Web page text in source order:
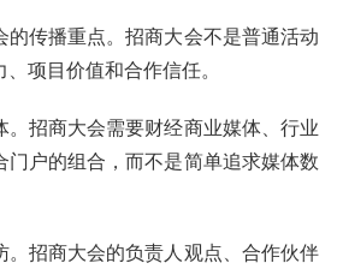
的传播重点。招商大会不是普通活动
项目价值和合作信任。
。招商大会需要财经商业媒体、行业
门户的组合，而不是简单追求媒体数
。招商大会的负责人观点、合作伙伴